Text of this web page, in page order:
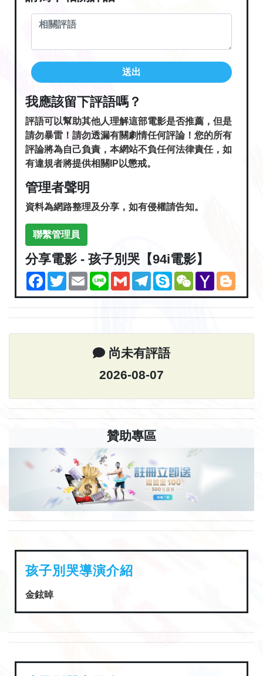
送出
我應該留下評語嗎？
評語可以幫助其他人理解這部電影是否推薦，但是
請勿暴雷！請勿透漏有關劇情任何評論！您的所有
評論將為自己負責，本網站不負任何法律責任，如
有違規者將提供相關IP以懲戒。
管理者聲明
資料為網路整理及分享，如有侵權請告知。
聯繫管理員
分享電影 - 孩子別哭【94i電影】
Facebook
TwitterEmailLine GmailTelegramSkypeWeChatYahoo
Mail
尚未有評語
2026-08-07
贊助專區
孩子別哭導演介紹
金鉉晫